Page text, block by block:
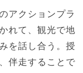
アクションプラ
れて、観光で地
を話し合う。授
伴走することで